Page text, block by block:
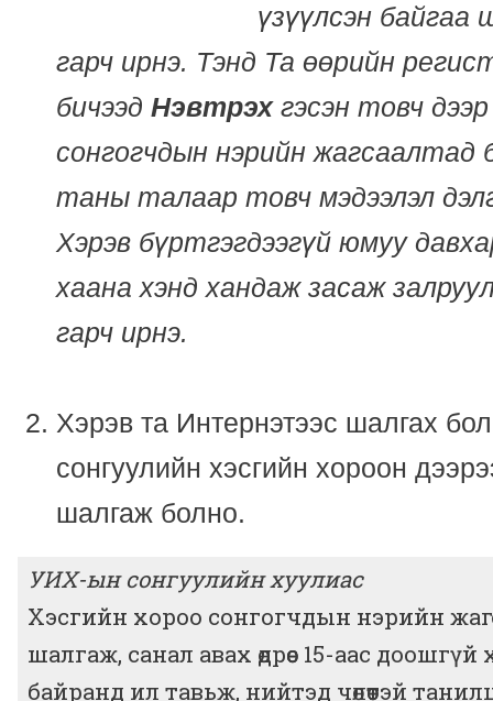
үзүүлсэн байгаа
гарч ирнэ. Тэнд Та өөрийн
бичээд Нэвтрэхгэсэн товч
сонгогчдын нэрийн жагсаалтад
таны талаар товч мэдээлэл
Хэрэв бүртгэгдээгүй юмуу
хаана хэнд хандаж засаж
гарч ирнэ.
Хэрэв та Интернэтээс шалгах
сонгуулийн хэсгийн хороон
шалгаж болно.
УИХ-ын сонгуулийн хуулиас
Хэсгийн хороо сонгогчдын нэрийн
шалгаж, санал авах өдрөөс 15-аас доошгүй
байранд ил тавьж, нийтэд чөлөөтэй